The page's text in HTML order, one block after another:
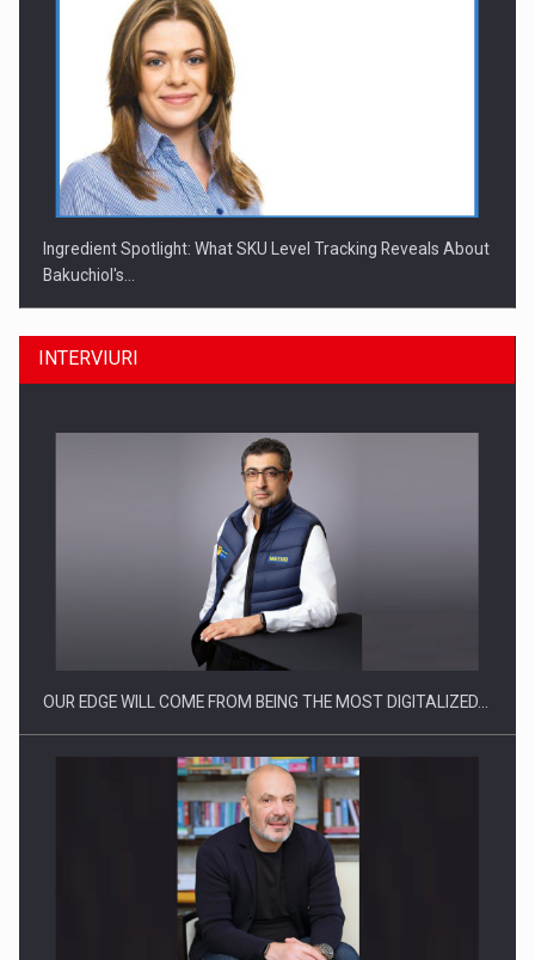
Ingredient Spotlight: What SKU Level Tracking Reveals About
Bakuchiol's…
Producatorii si comerciantii care nu se supun noilor
Proteinmaxxing and the Future of Protein Demand
INTERVIURI
OUR EDGE WILL COME FROM BEING THE MOST DIGITALIZED…